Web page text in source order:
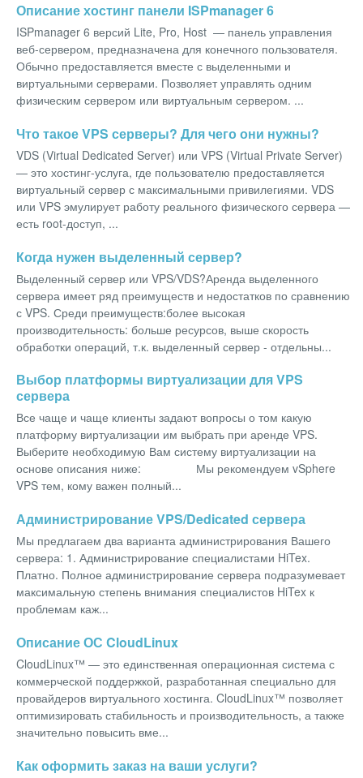
Описание хостинг панели ISPmanager 6
ISPmanager 6 версий Lite, Pro, Host — панель управления
веб-сервером, предназначена для конечного пользователя.
Обычно предоставляется вместе с выделенными и
виртуальными серверами. Позволяет управлять одним
физическим сервером или виртуальным сервером. ...
Что такое VPS серверы? Для чего они нужны?
VDS (Virtual Dedicated Server) или VPS (Virtual Private Server)
— это хостинг-услуга, где пользователю предоставляется
виртуальный сервер с максимальными привилегиями. VDS
или VPS эмулирует работу реального физического сервера —
есть root-доступ, ...
Когда нужен выделенный сервер?
Выделенный сервер или VPS/VDS?Аренда выделенного
сервера имеет ряд преимуществ и недостатков по сравнению
с VPS. Среди преимуществ:более высокая
производительность: больше ресурсов, выше скорость
обработки операций, т.к. выделенный сервер - отдельны...
Выбор платформы виртуализации для VPS
сервера
Все чаще и чаще клиенты задают вопросы о том какую
платформу виртуализации им выбрать при аренде VPS.
Выберите необходимую Вам систему виртуализации на
основе описания ниже: Мы рекомендуем vSphere
VPS тем, кому важен полный...
Администрирование VPS/Dedicated сервера
Мы предлагаем два варианта администрирования Вашего
сервера: 1. Администрирование специалистами HiTex.
Платно. Полное администрирование сервера подразумевает
максимальную степень внимания специалистов HiTex к
проблемам каж...
Описание ОС CloudLinux
CloudLinux™ — это единственная операционная система с
коммерческой поддержкой, разработанная специально для
провайдеров виртуального хостинга. CloudLinux™ позволяет
оптимизировать стабильность и производительность, а также
значительно повысить вме...
Как оформить заказ на ваши услуги?